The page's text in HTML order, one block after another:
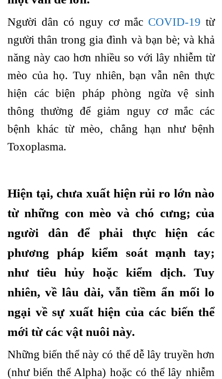
Người dân có nguy cơ mắc COVID-19 từ
người thân trong gia đình và bạn bè; và khả
năng này cao hơn nhiều so với lây nhiễm từ
mèo của họ. Tuy nhiên, bạn vẫn nên thực
hiện các biện pháp phòng ngừa vệ sinh
thông thường để giảm nguy cơ mắc các
bệnh khác từ mèo, chẳng hạn như bệnh
Toxoplasma.
Hiện tại, chưa xuất hiện rủi ro lớn nào
từ những con mèo và chó cưng; của
người dân để phải thực hiện các
phương pháp kiểm soát mạnh tay;
như tiêu hủy hoặc kiểm dịch. Tuy
nhiên, về lâu dài, vẫn tiềm ẩn mối lo
ngại về sự xuất hiện của các biến thể
mới từ các vật nuôi này.
Những biến thể này có thể dễ lây truyền hơn
(như biến thể Alpha) hoặc có thể lây nhiễm